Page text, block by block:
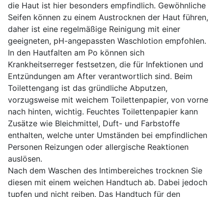
die Haut ist hier besonders empfindlich. Gewöhnliche
Seifen können zu einem Austrocknen der Haut führen,
daher ist eine regelmäßige Reinigung mit einer
geeigneten, pH-angepassten Waschlotion empfohlen.
In den Hautfalten am Po können sich
Krankheitserreger festsetzen, die für Infektionen und
Entzündungen am After verantwortlich sind. Beim
Toilettengang ist das gründliche Abputzen,
vorzugsweise mit weichem Toilettenpapier, von vorne
nach hinten, wichtig. Feuchtes Toilettenpapier kann
Zusätze wie Bleichmittel, Duft- und Farbstoffe
enthalten, welche unter Umständen bei empfindlichen
Personen Reizungen oder allergische Reaktionen
auslösen.
Nach dem Waschen des Intimbereiches trocknen Sie
diesen mit einem weichen Handtuch ab. Dabei jedoch
tupfen und nicht reiben. Das Handtuch für den